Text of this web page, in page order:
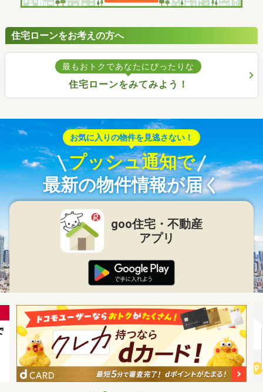
住宅ローンをお考えの方へ
最もおトクであなたにぴったりな
住宅ローンをみてみよう！
お気に入りの物件を見逃さない！
プッシュ通知で
最新の物件情報が届く
goo住宅・不動産
アプリ